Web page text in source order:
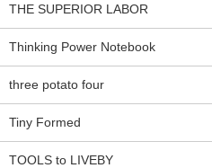
THE SUPERIOR LABOR
Thinking Power Notebook
three potato four
Tiny Formed
TOOLS to LIVEBY